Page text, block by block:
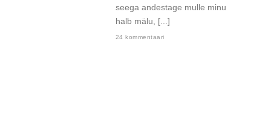
seega andestage mulle minu
halb mälu, [...]
24 kommentaari